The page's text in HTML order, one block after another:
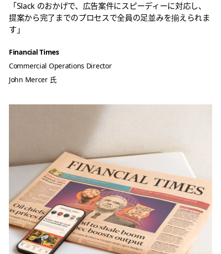
「Slack のおかげで、広告案件にスピーディーに対応し、
提案から完了までのプロセスで全員の足並みを揃えられま
す」
Financial Times
Commercial Operations Director
John Mercer 氏